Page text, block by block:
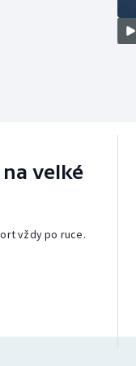
velké
vždy po ruce.